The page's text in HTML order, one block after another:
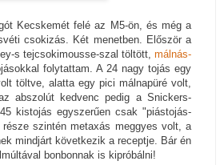
Kecskemét felé az M5-ön, és még a
csokizás. Két menetben. Először a
s tejcsokimousse-szal töltött, málnás-
folytattam. A 24 nagy tojás egy
töltve, alatta egy pici málnapüré volt,
abszolút kedvenc pedig a Snickers-
kistojás egyszerűen csak "piástojás-
szintén metaxás meggyes volt, a
mindjárt következik a receptje. Bár én
bonbonnak is kipróbálni!